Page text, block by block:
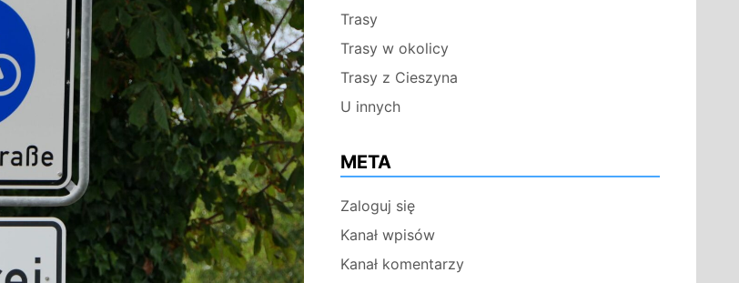
Trasy
Trasy w okolicy
Trasy z Cieszyna
U innych
META
Zaloguj się
Kanał wpisów
Kanał komentarzy